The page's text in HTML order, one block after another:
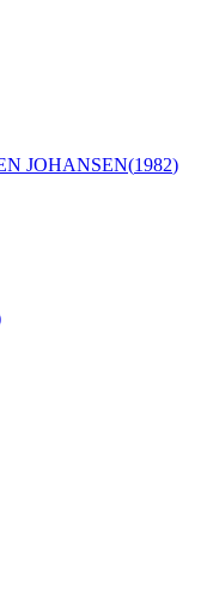
JOHANSEN(1982)